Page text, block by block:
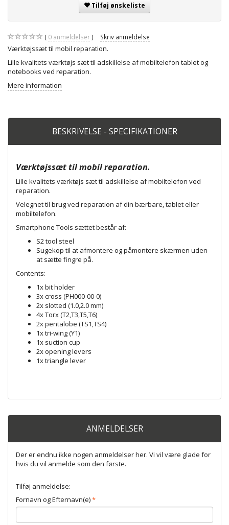
Tilføj ønskeliste
0 anmeldelser Skriv anmeldelse
Værktøjssæt til mobil reparation.
Lille kvalitets værktøjs sæt til adskillelse af mobiltelefon tablet og
notebooks ved reparation.
Mere information
BESKRIVELSE - SPECIFIKATIONER
Værktøjssæt til mobil reparation.
Lille kvalitets værktøjs sæt til adskillelse af mobiltelefon ved
reparation.
Velegnet til brug ved reparation af din bærbare, tablet eller
mobiltelefon.
Smartphone Tools sættet består af:
S2 tool steel
Sugekop til at afmontere og påmontere skærmen uden
at sætte fingre på.
Contents:
1x bit holder
3x cross (PH000-00-0)
2x slotted (1.0,2.0 mm)
4x Torx (T2,T3,T5,T6)
2x pentalobe (TS1,TS4)
1x tri-wing (Y1)
1x suction cup
2x opening levers
1x triangle lever
ANMELDELSER
Der er endnu ikke nogen anmeldelser her. Vi vil være glade for
hvis du vil anmelde som den første.
Tilføj anmeldelse:
Fornavn og Efternavn(e)